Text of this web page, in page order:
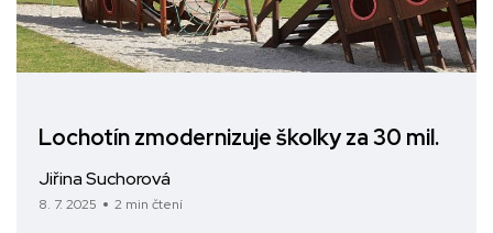
Lochotín zmodernizuje školky za 30 mil.
Jiřina Suchorová
8. 7. 2025 2 min čtení